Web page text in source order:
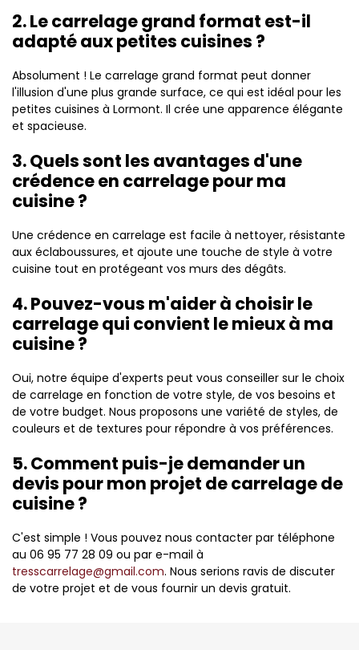
2. Le carrelage grand format est-il
adapté aux petites cuisines ?
Absolument ! Le carrelage grand format peut donner
l'illusion d'une plus grande surface, ce qui est idéal pour les
petites cuisines à Lormont. Il crée une apparence élégante
et spacieuse.
3. Quels sont les avantages d'une
crédence en carrelage pour ma
cuisine ?
Une crédence en carrelage est facile à nettoyer, résistante
aux éclaboussures, et ajoute une touche de style à votre
cuisine tout en protégeant vos murs des dégâts.
4. Pouvez-vous m'aider à choisir le
carrelage qui convient le mieux à ma
cuisine ?
Oui, notre équipe d'experts peut vous conseiller sur le choix
de carrelage en fonction de votre style, de vos besoins et
de votre budget. Nous proposons une variété de styles, de
couleurs et de textures pour répondre à vos préférences.
5. Comment puis-je demander un
devis pour mon projet de carrelage de
cuisine ?
C'est simple ! Vous pouvez nous contacter par téléphone
au 06 95 77 28 09 ou par e-mail à
tresscarrelage@gmail.com. Nous serions ravis de discuter
de votre projet et de vous fournir un devis gratuit.